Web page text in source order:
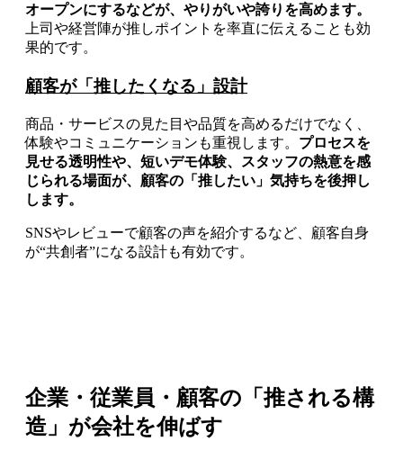
オープンにするなどが、やりがいや誇りを高めます。
上司や経営陣が推しポイントを率直に伝えることも効
果的です。
顧客が「推したくなる」設計
商品・サービスの見た目や品質を高めるだけでなく、
体験やコミュニケーションも重視します。 プロセスを
見せる透明性や、短いデモ体験、スタッフの熱意を感
じられる場面が、顧客の「推したい」気持ちを後押し
します。
SNSやレビューで顧客の声を紹介するなど、顧客自身
が“共創者”になる設計も有効です。
企業・従業員・顧客の「推される構
造」が会社を伸ばす